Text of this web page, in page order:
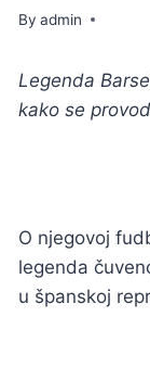
By admin
Legenda
kako se
O njegovoj
legenda
u španskoj